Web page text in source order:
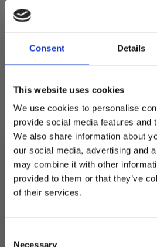
Consent Details
This website uses cookies
We use cookies to personalise
provide social media features and
We also share information about
our social media, advertising and
may combine it with other
provided to them or that they’ve
of their services.
Necessary
skikkelig knust.
PS! Skal du servere frappe til
lag fristende drinker!
På lager
Blizz
Frappe
Mocha
-
1
kg
antall
LEGG I
Produktnummer:100667
Slush og
Stikkord:Blizz